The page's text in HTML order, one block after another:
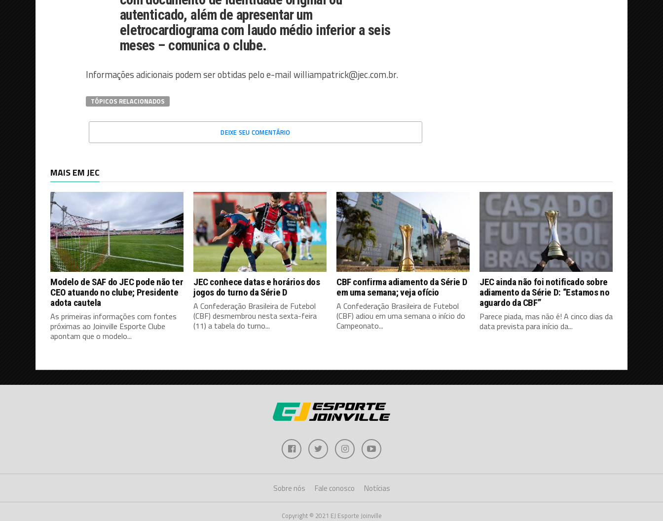
autenticado, além de apresentar um
eletrocardiograma com laudo médio inferior a seis
meses – comunica o clube.
Informações adicionais podem ser obtidas pelo e-mail williampatrick@jec.com.br.
TÓPICOS RELACIONADOS
DEIXE SEU COMENTÁRIO
MAIS EM JEC
Modelo de SAF do JEC pode não ter
CEO atuando no clube; Presidente
adota cautela
As primeiras informações com fontes
próximas ao Joinville Esporte Clube
apontam que o modelo...
JEC conhece datas e horários dos
jogos do turno da Série D
A Confederação Brasileira de Futebol
(CBF) desmembrou nesta sexta-feira
(11) a tabela do turno...
CBF confirma adiamento da Série D
em uma semana; veja ofício
A Confederação Brasileira de Futebol
(CBF) adiou em uma semana o início do
Campeonato...
JEC ainda não foi notificado sobre
adiamento da Série D: “Estamos no
aguardo da CBF”
Parece piada, mas não é! A cinco dias da
data prevista para início da...
Sobre nós Fale conosco Notícias
Copyright © 2021 EJ Esporte Joinville